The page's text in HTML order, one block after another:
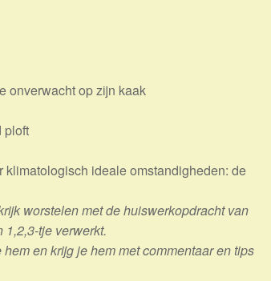
onverwacht op zijn kaak
ploft
ideale omstandigheden: de
worstelen met de huiswerkopdracht van
tje verwerkt.
en krijg je hem met commentaar en tips